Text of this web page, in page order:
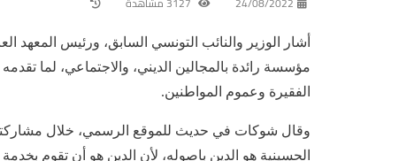
أشار الوزير والنائب التونسي السابق، ورئيس المعهد
مؤسسة رائدة بالمجالين الديني، والاجتماعي، لما
الفقيرة وعموم المواطنين.
وقال شوكات في حديث للموقع الرسمي، خلال مشاركته
الحسينية هو الدين باصوله، لأن الدين هو أن تقوم